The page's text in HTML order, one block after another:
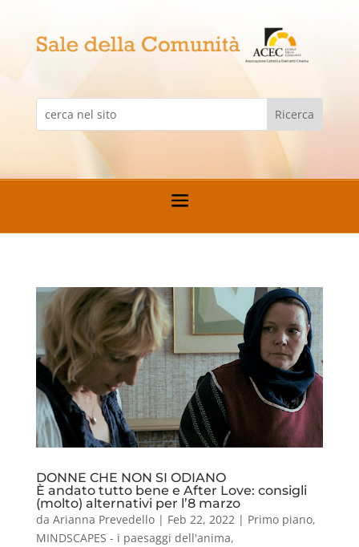
DONNE CHE NON SI ODIANO
È andato tutto bene e After Love: consigli
(molto) alternativi per l’8 marzo
da Arianna Prevedello| Feb 22, 2022| Primo piano,
MINDSCAPES - i paesaggi dell'anima,